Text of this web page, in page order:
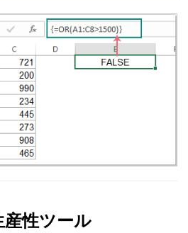
性ツール